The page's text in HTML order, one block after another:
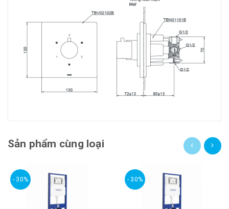
Sản phẩm cùng loại
- 30% - 30%